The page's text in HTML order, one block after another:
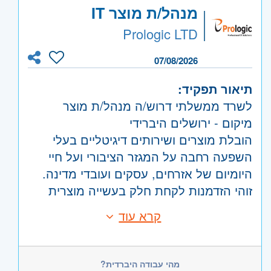
Learning).
(דרישות פונקציונליות ולא פונקציונליות, UX
ומגבלות אתיות/טכנולוגיות).
הבנה וניסיון בהובלת תהליכי הטמעה
מורכבים בארגונים (רצוי בבתי חולים),
הדרכת משתמשים וניהול צוות.
היקף משרה: משרה מלאה
קוד משרה:24420
- תל אביב, פתח תקווה, רמת גן
ובת-ים, מודיעין
השפלה- ראשון לציון ונס- ציונה, רמלה לוד,
רחובות, יבנה
מנהל/ת מוצר IT
Prologic LTD
07/08/2026
תיאור תפקיד:
לשרד ממשלתי דרוש/ה מנהל/ת מוצר
מיקום - ירושלים היברידי
הובלת מוצרים ושירותים דיגיטליים בעלי
השפעה רחבה על המגזר הציבורי ועל חיי
היומיום של אזרחים, עסקים ועובדי מדינה.
זוהי הזדמנות לקחת חלק בעשייה מוצרית
בקנה מידה לאומי ולהוביל פתרונות
שירותים ציבוריים ומייצרים ערך מדיד
ניסיון בהובלת מוצר משלב זיהוי הבעיה
והגדרת הפתרון ועד להשקה, מדידה ושיפור.
קרא עוד
מהי עבודה היברדית?